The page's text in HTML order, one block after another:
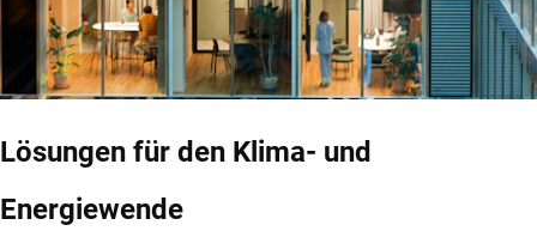
Lösungen für den Klima- und
Energiewende